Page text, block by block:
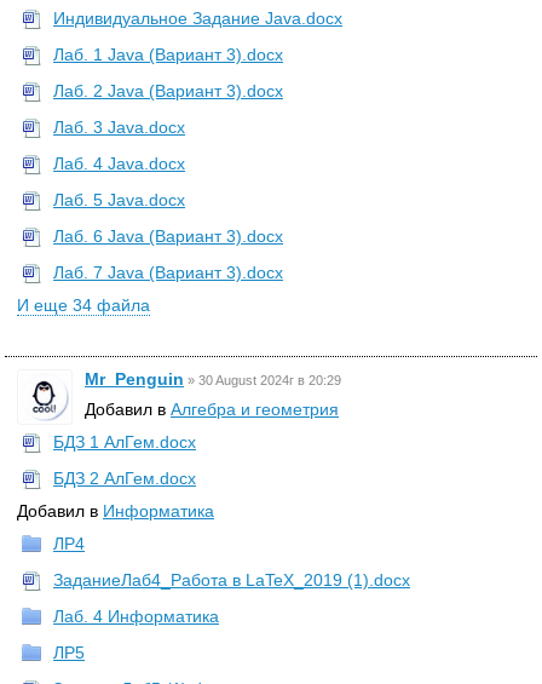
Индивидуальное Задание Java.docx
Лаб. 1 Java (Вариант 3).docx
Лаб. 2 Java (Вариант 3).docx
Лаб. 3 Java.docx
Лаб. 4 Java.docx
Лаб. 5 Java.docx
Лаб. 6 Java (Вариант 3).docx
Лаб. 7 Java (Вариант 3).docx
И еще 34 файла
Mr_Penguin » 30 August 2024г в 20:29
Добавил в Алгебра и геометрия
БДЗ 1 АлГем.docx
БДЗ 2 АлГем.docx
Добавил в Информатика
ЛР4
ЗаданиеЛаб4_Работа в LaTeX_2019 (1).docx
Лаб. 4 Информатика
ЛР5